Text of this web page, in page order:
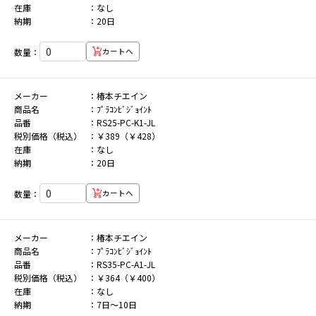
在庫
なし
納期
20日
数量： カートへ
メーカー
椿本チエイン
商品名
ﾌﾟﾗｺﾝﾋﾞｼﾞｮｲﾝﾄ
品番
RS25-PC-K1-JL
税別価格（税込）
￥389（￥428）
在庫
なし
納期
20日
数量： カートへ
メーカー
椿本チエイン
商品名
ﾌﾟﾗｺﾝﾋﾞｼﾞｮｲﾝﾄ
品番
RS35-PC-A1-JL
税別価格（税込）
￥364（￥400）
在庫
なし
納期
7日～10日